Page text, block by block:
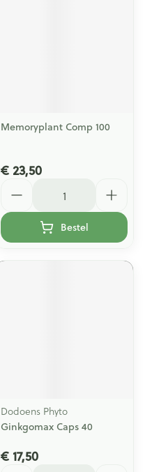
Memoryplant Comp 100
€ 23,50
Bestel
Dodoens Phyto
Ginkgomax Caps 40
€ 17,50